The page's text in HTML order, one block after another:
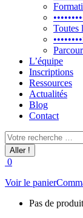
Toutes
L’équipe
Inscriptions
Ressources
Actualités
Blog
Contact
Recherche
:
0
Voir le panier
Pas de